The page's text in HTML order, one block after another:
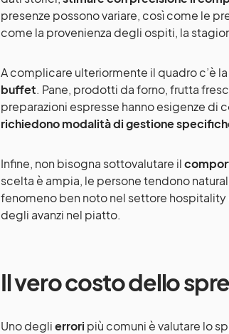
presenze possono variare, così come le
come la provenienza degli ospiti, la
A complicare ulteriormente il quadro c’è la
buffet. Pane, prodotti da forno, frutta
preparazioni espresse hanno esigenze di
richiedono modalità di gestione
Infine, non bisogna sottovalutare il
scelta è ampia, le persone tendono
fenomeno ben noto nel settore
degli avanzi nel piatto.
Il vero costo dello
Uno deglierrori più comuni è valutare lo